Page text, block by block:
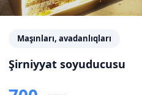
Maşınları, avadanlıqları
Şirniyyat soyuducusu